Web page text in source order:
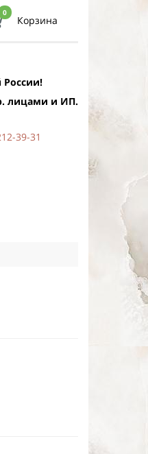
0
Корзина
лицами и ИП.
39-31